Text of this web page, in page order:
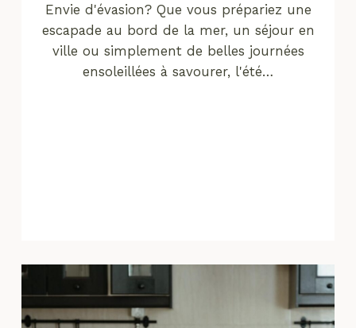
Envie d'évasion? Que vous prépariez une
escapade au bord de la mer, un séjour en
ville ou simplement de belles journées
ensoleillées à savourer, l'été…